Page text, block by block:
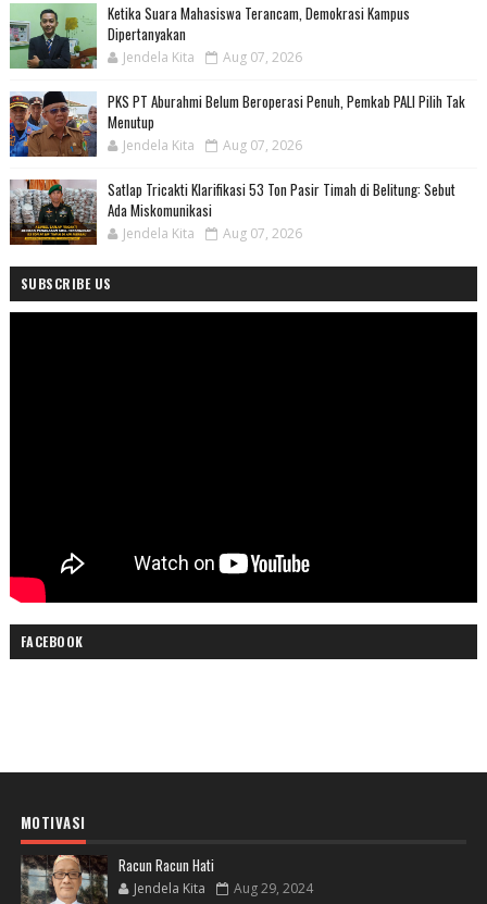
Ketika Suara Mahasiswa Terancam, Demokrasi Kampus
Dipertanyakan
Jendela Kita Aug 07, 2026
PKS PT Aburahmi Belum Beroperasi Penuh, Pemkab PALI Pilih Tak
Menutup
Jendela Kita Aug 07, 2026
Satlap Tricakti Klarifikasi 53 Ton Pasir Timah di Belitung: Sebut
Ada Miskomunikasi
Jendela Kita Aug 07, 2026
SUBSCRIBE US
FACEBOOK
MOTIVASI
Racun Racun Hati
Jendela Kita Aug 29, 2024